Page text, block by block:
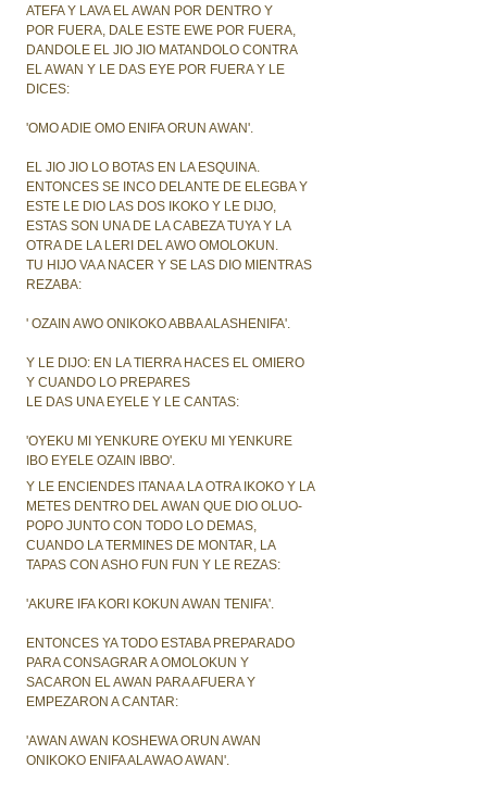
ATEFA Y LAVA EL AWAN POR DENTRO Y
POR FUERA, DALE ESTE EWE POR FUERA,
DANDOLE EL JIO JIO MATANDOLO CONTRA
EL AWAN Y LE DAS EYE POR FUERA Y LE
DICES:
'OMO ADIE OMO ENIFA ORUN AWAN'.
EL JIO JIO LO BOTAS EN LA ESQUINA.
ENTONCES SE INCO DELANTE DE ELEGBA Y
ESTE LE DIO LAS DOS IKOKO Y LE DIJO,
ESTAS SON UNA DE LA CABEZA TUYA Y LA
OTRA DE LA LERI DEL AWO OMOLOKUN.
TU HIJO VA A NACER Y SE LAS DIO MIENTRAS
REZABA:
' OZAIN AWO ONIKOKO ABBA ALASHENIFA'.
Y LE DIJO: EN LA TIERRA HACES EL OMIERO
Y CUANDO LO PREPARES
LE DAS UNA EYELE Y LE CANTAS:
'OYEKU MI YENKURE OYEKU MI YENKURE
IBO EYELE OZAIN IBBO'.
Y LE ENCIENDES ITANA A LA OTRA IKOKO Y LA
METES DENTRO DEL AWAN QUE DIO OLUO-
POPO JUNTO CON TODO LO DEMAS,
CUANDO LA TERMINES DE MONTAR, LA
TAPAS CON ASHO FUN FUN Y LE REZAS:
'AKURE IFA KORI KOKUN AWAN TENIFA'.
ENTONCES YA TODO ESTABA PREPARADO
PARA CONSAGRAR A OMOLOKUN Y
SACARON EL AWAN PARA AFUERA Y
EMPEZARON A CANTAR:
'AWAN AWAN KOSHEWA ORUN AWAN
ONIKOKO ENIFA ALAWAO AWAN'.